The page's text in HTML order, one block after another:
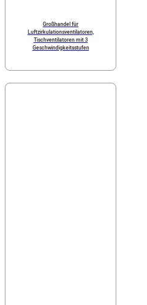
Großhandel für
Luftzirkulationsventilatoren,
Tischventilatoren mit 3
Geschwindigkeitsstufen